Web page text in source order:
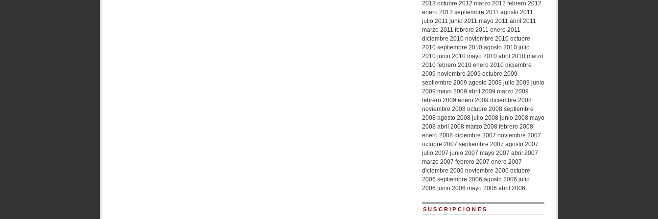
2013 octubre 2012 marzo 2012 febrero 2012
enero 2012 septiembre 2011 agosto 2011
julio 2011 junio 2011 mayo 2011 abril 2011
marzo 2011 febrero 2011 enero 2011
diciembre 2010 noviembre 2010 octubre
2010 septiembre 2010 agosto 2010 julio
2010 junio 2010 mayo 2010 abril 2010 marzo
2010 febrero 2010 enero 2010 diciembre
2009 noviembre 2009 octubre 2009
septiembre 2009 agosto 2009 julio 2009 junio
2009 mayo 2009 abril 2009 marzo 2009
febrero 2009 enero 2009 diciembre 2008
noviembre 2008 octubre 2008 septiembre
2008 agosto 2008 julio 2008 junio 2008 mayo
2008 abril 2008 marzo 2008 febrero 2008
enero 2008 diciembre 2007 noviembre 2007
octubre 2007 septiembre 2007 agosto 2007
julio 2007 junio 2007 mayo 2007 abril 2007
marzo 2007 febrero 2007 enero 2007
diciembre 2006 noviembre 2006 octubre
2006 septiembre 2006 agosto 2006 julio
2006 junio 2006 mayo 2006 abril 2006
SUSCRIPCIONES